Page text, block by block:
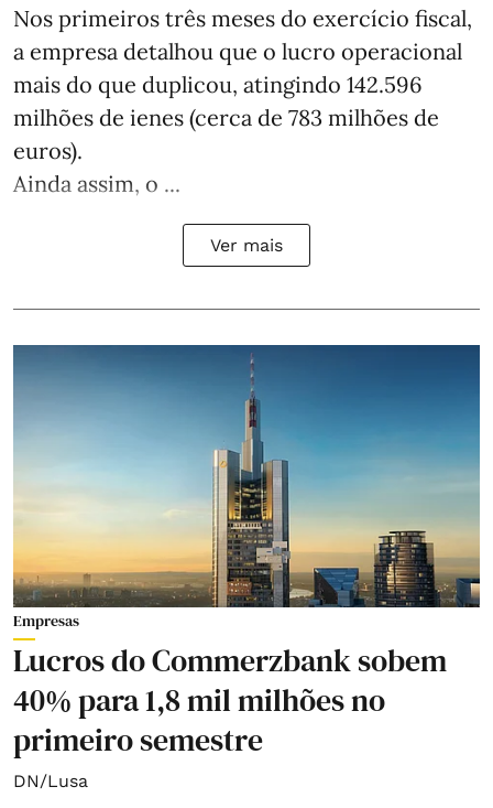
Nos primeiros três meses do exercício fiscal,
a empresa detalhou que o lucro operacional
mais do que duplicou, atingindo 142.596
milhões de ienes (cerca de 783 milhões de
euros).
Ainda assim, o ...
Ver mais
Empresas
Lucros do Commerzbank sobem
40% para 1,8 mil milhões no
primeiro semestre
DN/Lusa